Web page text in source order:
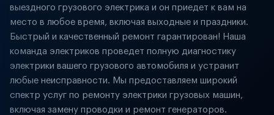
выездного грузового электрика и он приедет к вам на
место в любое время, включая выходные и праздники.
Быстрый и качественный ремонт гарантирован! Наша
команда электриков проведет полную диагностику
электрики вашего грузового автомобиля и устранит
любые неисправности. Мы предоставляем широкий
спектр услуг по ремонту электрики грузовых машин,
включая замену проводки и ремонт генераторов.